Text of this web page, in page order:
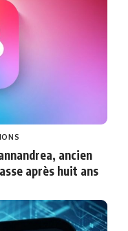
ancien
après huit ans